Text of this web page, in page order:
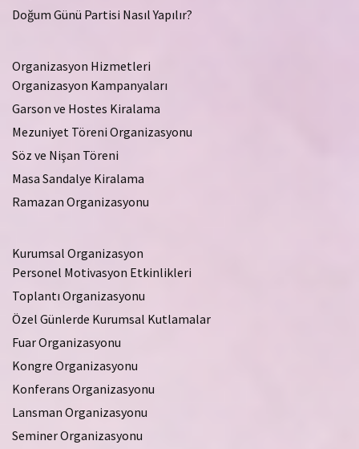
Doğum Günü Partisi Nasıl Yapılır?
Organizasyon Hizmetleri
Organizasyon Kampanyaları
Garson ve Hostes Kiralama
Mezuniyet Töreni Organizasyonu
Söz ve Nişan Töreni
Masa Sandalye Kiralama
Ramazan Organizasyonu
Kurumsal Organizasyon
Personel Motivasyon Etkinlikleri
Toplantı Organizasyonu
Özel Günlerde Kurumsal Kutlamalar
Fuar Organizasyonu
Kongre Organizasyonu
Konferans Organizasyonu
Lansman Organizasyonu
Seminer Organizasyonu